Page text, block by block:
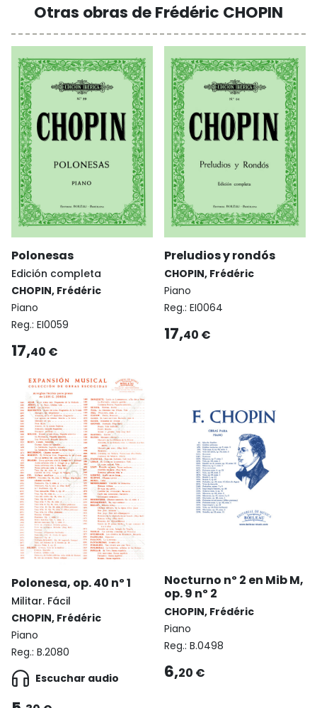
Otras obras de Frédéric CHOPIN
Polonesas
Edición completa
CHOPIN, Frédéric
Piano
Reg.: EI0059
17,40 €
Preludios y rondós
CHOPIN, Frédéric
Piano
Reg.: EI0064
17,40 €
Polonesa, op. 40 nº 1
Militar. Fácil
CHOPIN, Frédéric
Piano
Reg.: B.2080
Escuchar audio
Nocturno nº 2 en Mib M,
op. 9 nº 2
CHOPIN, Frédéric
Piano
Reg.: B.0498
6,20 €